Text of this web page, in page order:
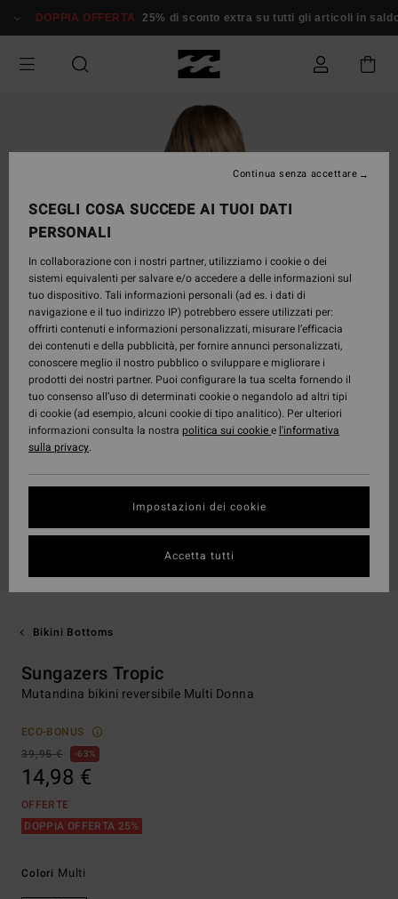
alle
prodotto
DOPPIA OFFERTA 25% di sconto extra su tutti gli articoli in saldo*
Bikini Bottoms
Sungazers Tropic
Mutandina bikini reversibile Multi Donna
ECO-BONUS
39,95 €
63%
14,98 €
OFFERTE
DOPPIA OFFERTA 25%
Colori Multi
SCEGLI COSA SUCCEDE AI TUOI DATI
PERSONALI
In collaborazione con i nostri partner, utilizziamo i cookie o dei
sistemi equivalenti per salvare e/o accedere a delle informazioni sul
tuo dispositivo. Tali informazioni personali (ad es. i dati di
navigazione e il tuo indirizzo IP) potrebbero essere utilizzati per:
offrirti contenuti e informazioni personalizzati, misurare l’efficacia
dei contenuti e della pubblicità, per fornire annunci personalizzati,
conoscere meglio il nostro pubblico o sviluppare e migliorare i
prodotti dei nostri partner. Puoi configurare la tua scelta fornendo il
tuo consenso all’uso di determinati cookie o negandolo ad altri tipi
di cookie (ad esempio, alcuni cookie di tipo analitico). Per ulteriori
informazioni consulta la nostra politica sui cookiee l'informativa
sulla privacy.
Impostazioni dei cookie
Continua senza accettare
Accetta tutti